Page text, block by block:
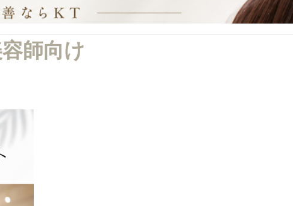
の客単価アップにつながるメニュー表
方｜選ばれる見せ方を解説
美容室の単価アップにつなが
PILATES
師向け